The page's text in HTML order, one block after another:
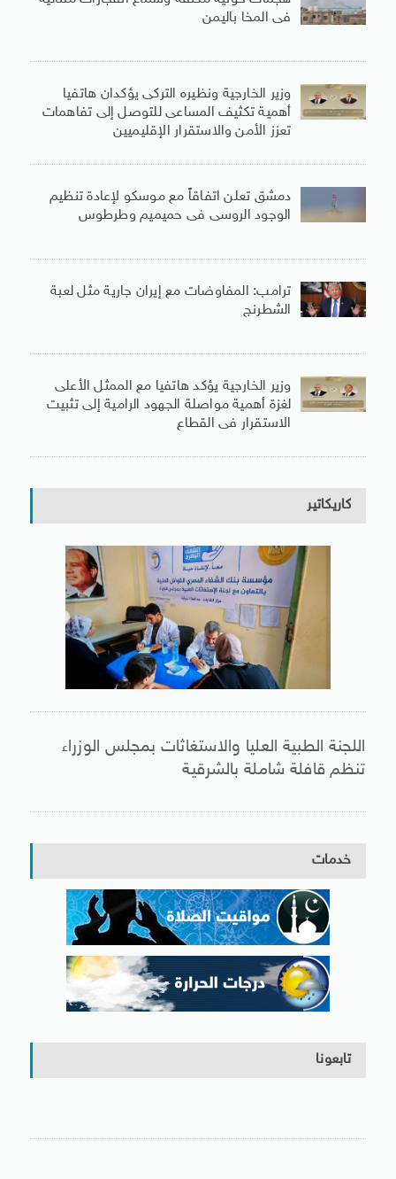
فى المخا باليمن
وزير الخارجية ونظيره التركى يؤكدان هاتفيا
أهمية تكثيف المساعى للتوصل إلى تفاهمات
تعزز الأمن والاستقرار الإقليميين
دمشق تعلن اتفاقاً مع موسكو لإعادة تنظيم
الوجود الروسى فى حميميم وطرطوس
ترامب: المفاوضات مع إيران جارية مثل لعبة
الشطرنج
وزير الخارجية يؤكد هاتفيا مع الممثل الأعلى
لغزة أهمية مواصلة الجهود الرامية إلى تثبيت
الاستقرار فى القطاع
كاريكاتير
اللجنة الطبية العليا والاستغاثات بمجلس الوزراء
تنظم قافلة شاملة بالشرقية
خدمات
تابعونا